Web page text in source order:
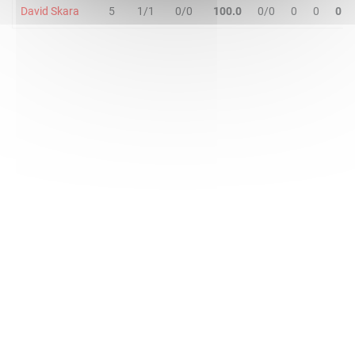
David Skara 5 1/1 0/0 100.0 0/0 0 0 0